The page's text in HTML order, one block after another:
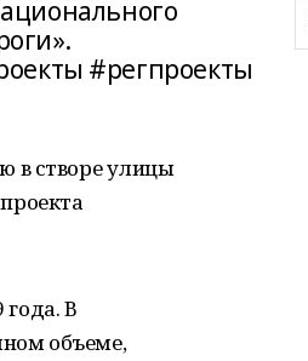
#регпроекты
в створе улицы
В
объеме,